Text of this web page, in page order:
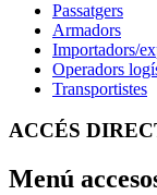
Passatgers
Armadors
Importadors/
Operadors
Transportistes
ACCÉS
Menú